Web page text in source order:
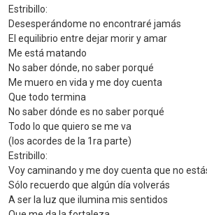
Estribillo:
Desesperándome no encontraré jamás
El equilibrio entre dejar morir y amar
Me está matando
No saber dónde, no saber porqué
Me muero en vida y me doy cuenta
Que todo termina
No saber dónde es no saber porqué
Todo lo que quiero se me va
(los acordes de la 1ra parte)
Estribillo:
Voy caminando y me doy cuenta que no
Sólo recuerdo que algún día volverás
A ser la luz que ilumina mis sentidos